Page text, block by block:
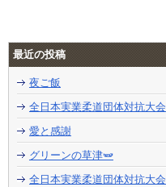
最近の投稿
夜ご飯
全日本実業柔道団体対抗大会
愛と感謝
グリーンの草津🫛
全日本実業柔道団体対抗大会